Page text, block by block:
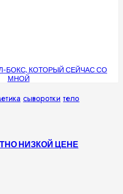
БОКС, КОТОРЫЙ СЕЙЧАС СО
МНОЙ
сыворотки тело
НИЗКОЙ ЦЕНЕ